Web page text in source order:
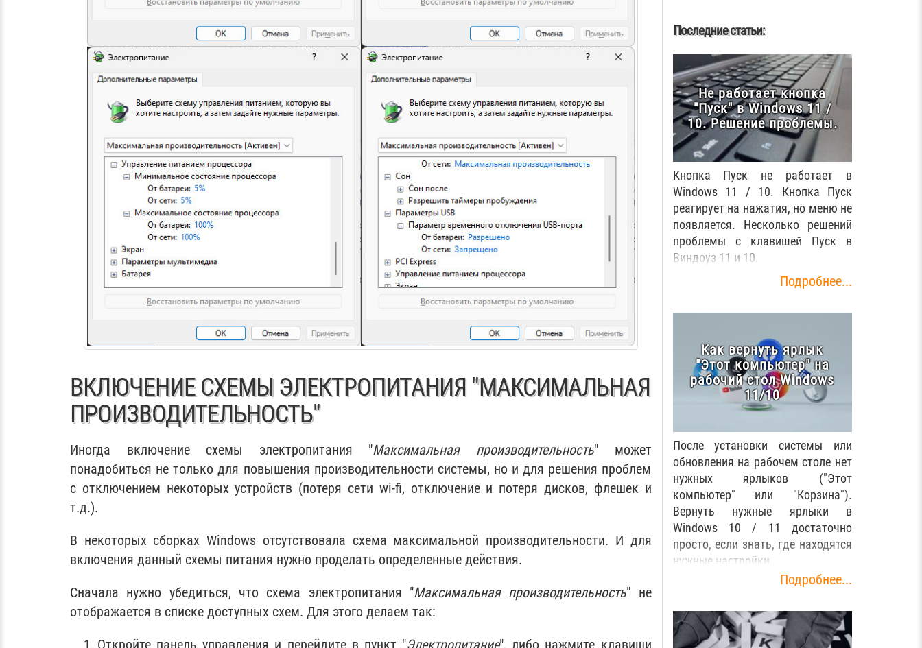
ВКЛЮЧЕНИЕ СХЕМЫ ЭЛЕКТРОПИТАНИЯ "МАКСИМАЛЬНАЯ
ПРОИЗВОДИТЕЛЬНОСТЬ"
Иногда включение схемы электропитания "Максимальная производительность" может
понадобиться не только для повышения производительности системы, но и для решения проблем
с отключением некоторых устройств (потеря сети wi-fi, отключение и потеря дисков, флешек и
т.д.).
В некоторых сборках Windows отсутствовала схема максимальной производительности. И для
включения данный схемы питания нужно проделать определенные действия.
Сначала нужно убедиться, что схема электропитания "Максимальная производительность" не
отображается в списке доступных схем. Для этого делаем так:
Откройте панель управления и перейдите в пункт "Электропитание", либо нажмите клавиши
Последние статьи:
Не работает кнопка
"Пуск" в Windows 11 /
10. Решение проблемы.
Кнопка Пуск не работает в
Windows 11 / 10. Кнопка Пуск
реагирует на нажатия, но меню не
появляется. Несколько решений
проблемы с клавишей Пуск в
Виндоуз 11 и 10.
Подробнее...
Как вернуть ярлык
"Этот компьютер" на
рабочий стол Windows
11/10
После установки системы или
обновления на рабочем столе нет
нужных ярлыков ("Этот
компьютер" или "Корзина").
Вернуть нужные ярлыки в
Windows 10 / 11 достаточно
просто, если знать, где находятся
нужные настройки.
Подробнее...